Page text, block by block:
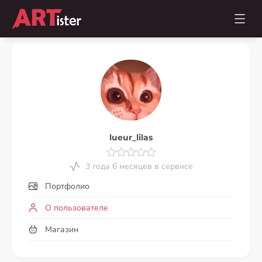
lueur_lilas
3 года 6 месяцев в сервисе
Портфолио
О пользователе
Магазин